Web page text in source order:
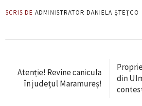
SCRIS DE ADMINISTRATOR DANIELA ȘTEȚCO
Atenție! Revine canicula
în județul Maramureș!
din